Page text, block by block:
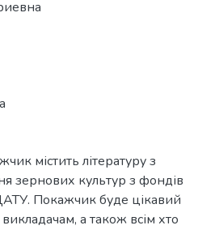
містить літературу з
зернових культур з фондів
Покажчик буде цікавий
а також всім хто